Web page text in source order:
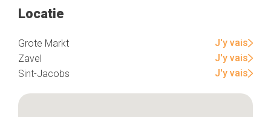
Locatie
Grote Markt
J'y vais
Zavel
J'y vais
Sint-Jacobs
J'y vais